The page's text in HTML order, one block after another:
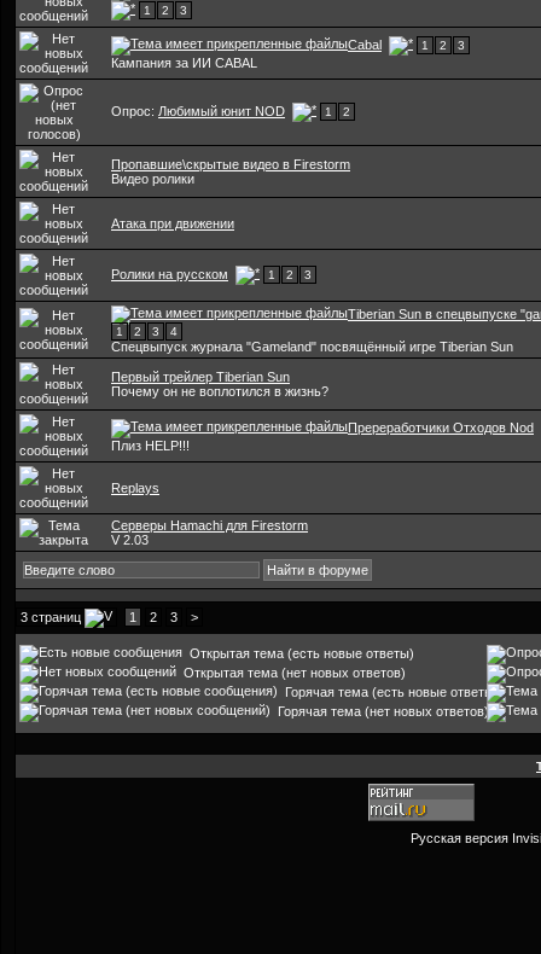
1 2 3
Cabal 1 2 3
Кампания за ИИ CABAL
Опрос: Любимый юнит NOD 1 2
Пропавшие\скрытые видео в Firestorm
Видео ролики
Атака при движении
Ролики на русском 1 2 3
Tiberian Sun в спецвыпуске
1 2 3 4
Cпецвыпуск журнала "Gameland" посвящённый игре Tiberian Sun
Первый трейлер Tiberian Sun
Почему он не воплотился в жизнь?
Пререработчики Отходов Nod
Плиз HELP!!!
Replays
Серверы Hamachi для Firestorm
V 2.03
3 страниц 1 2 3 >
Открытая тема (есть новые ответы)
Открытая тема (нет новых ответов)
Горячая тема (есть новые ответы)
Горячая тема (нет новых ответов)
Русская версия